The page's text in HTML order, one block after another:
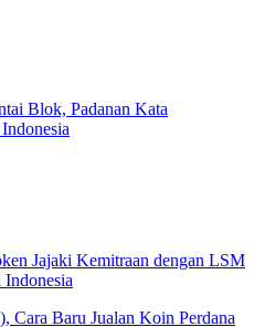
Blok, Padanan Kata
Jajaki Kemitraan dengan LSM
Baru Jualan Koin Perdana